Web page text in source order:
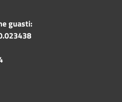
guasti: